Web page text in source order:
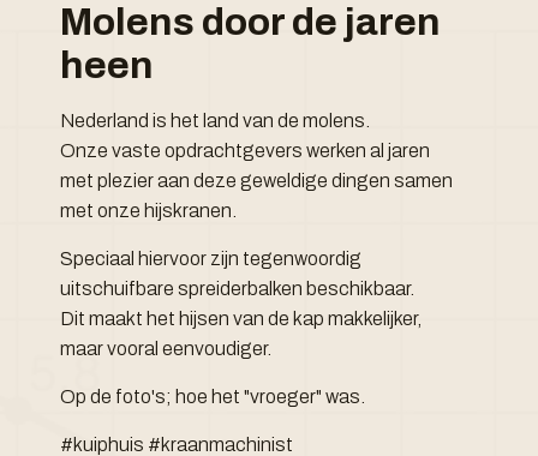
Molens door de jaren
heen
Nederland is het land van de molens.
Onze vaste opdrachtgevers werken al jaren
met plezier aan deze geweldige dingen samen
met onze hijskranen.
Speciaal hiervoor zijn tegenwoordig
uitschuifbare spreiderbalken beschikbaar.
Dit maakt het hijsen van de kap makkelijker,
maar vooral eenvoudiger.
Op de foto's; hoe het "vroeger" was.
#kuiphuis #kraanmachinist